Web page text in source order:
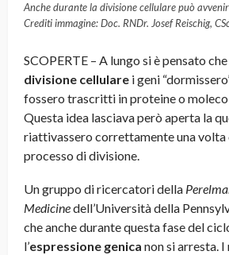
Anche durante la divisione cellulare può
Crediti immagine: Doc. RNDr. Josef Reischig,
SCOPERTE – A lungo si è pensato
divisione cellulare i geni
fossero trascritti in proteine o
Questa idea lasciava però aperta la
riattivassero correttamente una volta
processo di divisione.
Un gruppo di ricercatori della
Medicinedell’Università della
che anche durante questa fase del
l’espressione genica non si arresta.